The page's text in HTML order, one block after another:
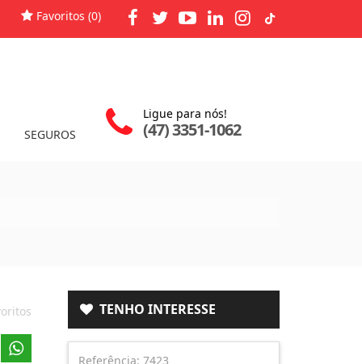
Favoritos (0)
SEGUROS
Ligue para nós!
(47) 3351-1062
TENHO INTERESSE